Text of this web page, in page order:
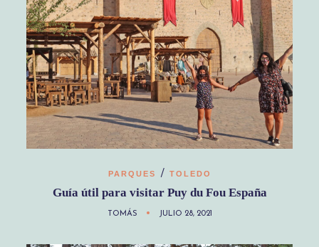
PARQUES / TOLEDO
Guía útil para visitar Puy du Fou España
TOMÁS JULIO 28, 2021